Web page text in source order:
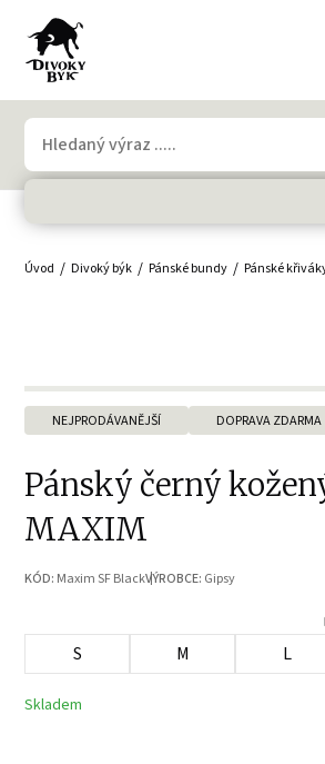
Úvod Divoký býk Pánské bundy Pánské
NEJPRODÁVANĚJŠÍ DOPRAVA ZDARMA
Pánský černý
MAXIM
KÓD: Maxim SF BlackVÝROBCE: Gipsy
S M L
Skladem